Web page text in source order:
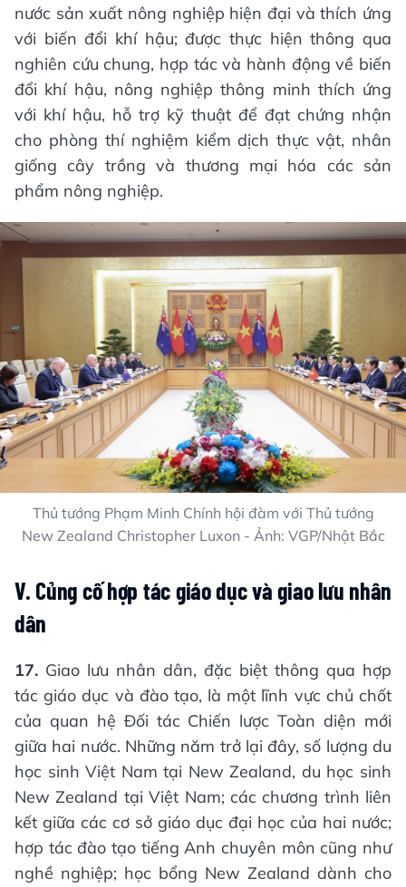
nước sản xuất nông nghiệp hiện đại và thích ứng
với biến đổi khí hậu; được thực hiện thông qua
nghiên cứu chung, hợp tác và hành động về biến
đổi khí hậu, nông nghiệp thông minh thích ứng
với khí hậu, hỗ trợ kỹ thuật để đạt chứng nhận
cho phòng thí nghiệm kiểm dịch thực vật, nhân
giống cây trồng và thương mại hóa các sản
phẩm nông nghiệp.
Thủ tướng Phạm Minh Chính hội đàm với Thủ tướng
New Zealand Christopher Luxon - Ảnh: VGP/Nhật Bắc
V. Củng cố hợp tác giáo dục và giao lưu nhân
dân
17. Giao lưu nhân dân, đặc biệt thông qua hợp
tác giáo dục và đào tạo, là một lĩnh vực chủ chốt
của quan hệ Đối tác Chiến lược Toàn diện mới
giữa hai nước. Những năm trở lại đây, số lượng du
học sinh Việt Nam tại New Zealand, du học sinh
New Zealand tại Việt Nam; các chương trình liên
kết giữa các cơ sở giáo dục đại học của hai nước;
hợp tác đào tạo tiếng Anh chuyên môn cũng như
nghề nghiệp; học bổng New Zealand dành cho